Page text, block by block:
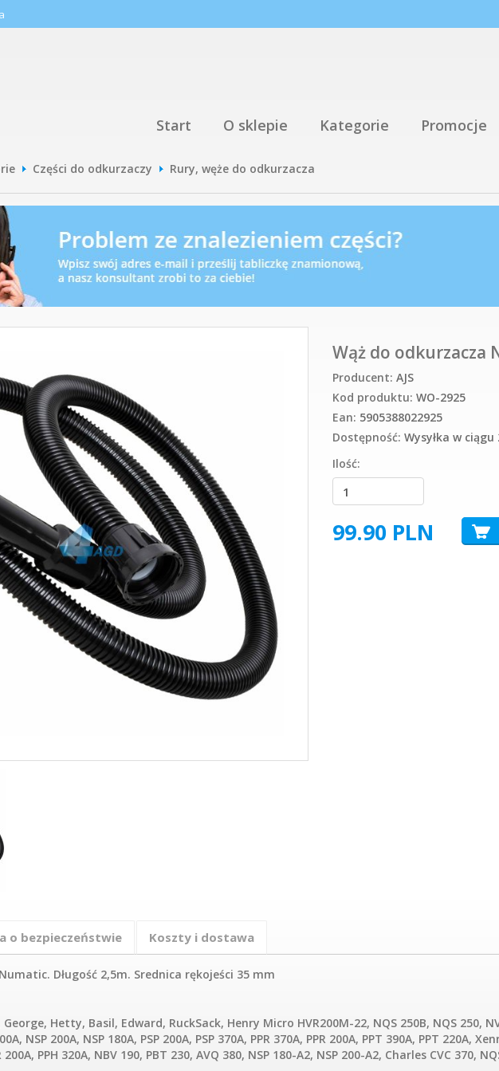
Start O sklepie Kategorie Promocje
Części do odkurzaczy Rury, węże do odkurzacza
Wąż do odkurzacza
Producent: AJS
Kod produktu: WO-2925
Ean: 5905388022925
Dostępność: Wysyłka w ciągu
Ilość:
99.90 PLN
o bezpieczeństwie Koszty i dostawa
Długość 2,5m. Srednica rękojeści 35 mm
Hetty, Basil, Edward, RuckSack, Henry Micro HVR200M-22, NQS 250B, NQS 250,
NSP 200A, NSP 180A, PSP 200A, PSP 370A, PPR 370A, PPR 200A, PPT 390A, PPT 220A,
200A, PPH 320A, NBV 190, PBT 230, AVQ 380, NSP 180-A2, NSP 200-A2, Charles CVC 370,